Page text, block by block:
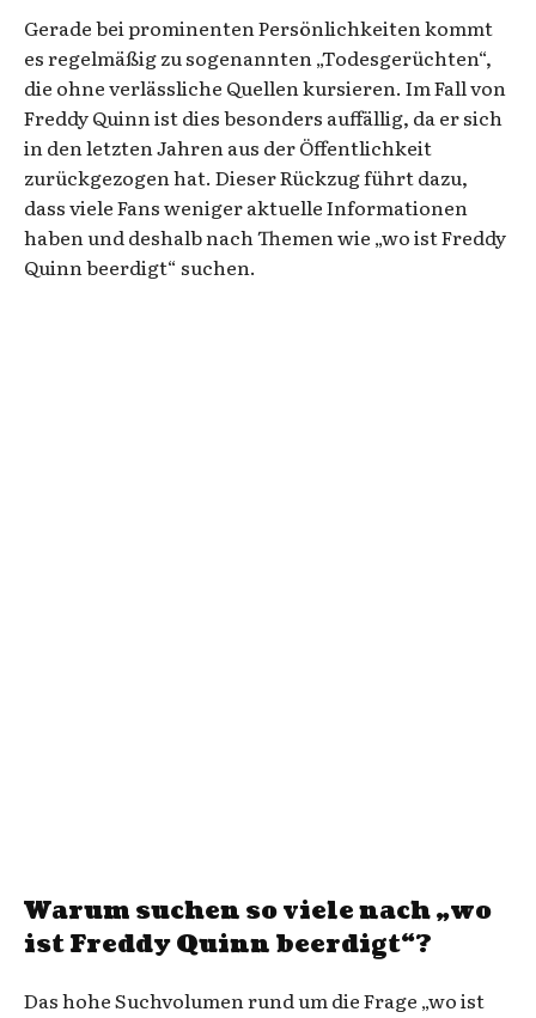
Gerade bei prominenten Persönlichkeiten kommt
es regelmäßig zu sogenannten „Todesgerüchten“,
die ohne verlässliche Quellen kursieren. Im Fall von
Freddy Quinn ist dies besonders auffällig, da er sich
in den letzten Jahren aus der Öffentlichkeit
zurückgezogen hat. Dieser Rückzug führt dazu,
dass viele Fans weniger aktuelle Informationen
haben und deshalb nach Themen wie „wo ist Freddy
Quinn beerdigt“ suchen.
Warum suchen so viele nach „wo
ist Freddy Quinn beerdigt“?
Das hohe Suchvolumen rund um die Frage „wo ist